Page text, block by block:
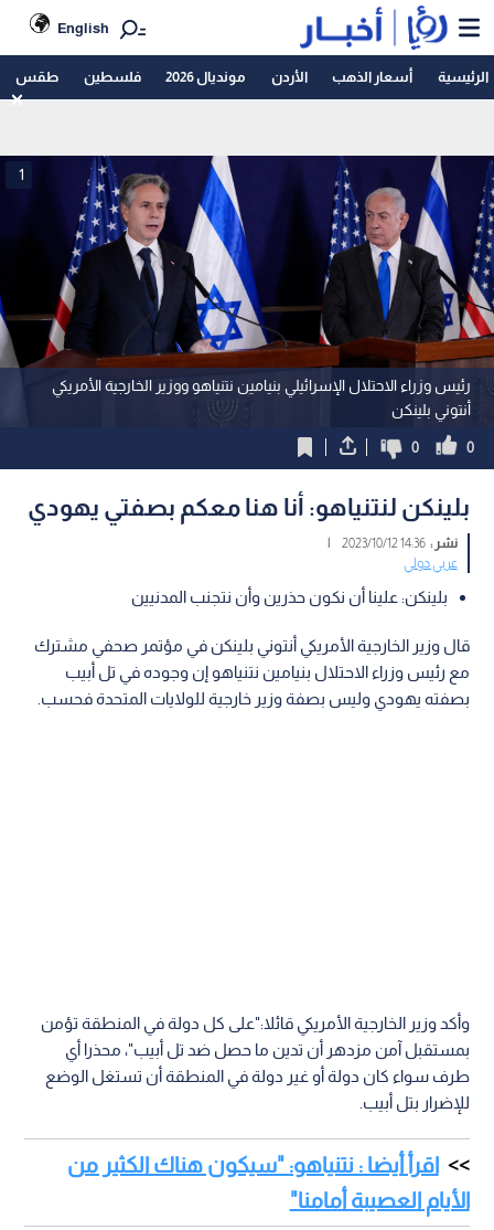
English
الرئيسية أسعار الذهب الأردن مونديال 2026 فلسطين طقس
رئيس وزراء الاحتلال الإسرائيلي بنيامين نتنياهو ووزير الخارجية الأمريكي
أنتوني بلينكن
1
0
0
بلينكن لنتنياهو: أنا هنا معكم بصفتي يهودي
نشر :14:36 2023/10/12
|
عربي دولي
بلينكن: علينا أن نكون حذرين وأن نتجنب المدنيين
قال وزير الخارجية الأمريكي أنتوني بلينكن في مؤتمر صحفي مشترك
مع رئيس وزراء الاحتلال بنيامين نتنياهو إن وجوده في تل أبيب
بصفته يهودي وليس بصفة وزير خارجية للولايات المتحدة فحسب.
وأكد وزير الخارجية الأمريكي قائلا:"على كل دولة في المنطقة تؤمن
بمستقبل آمن مزدهر أن تدين ما حصل ضد تل أبيب"، محذرا أي
طرف سواء كان دولة أو غير دولة في المنطقة أن تستغل الوضع
للإضرار بتل أبيب.
اقرأ أيضا : نتنياهو: "سيكون هناك الكثير من
الأيام العصيبة أمامنا"